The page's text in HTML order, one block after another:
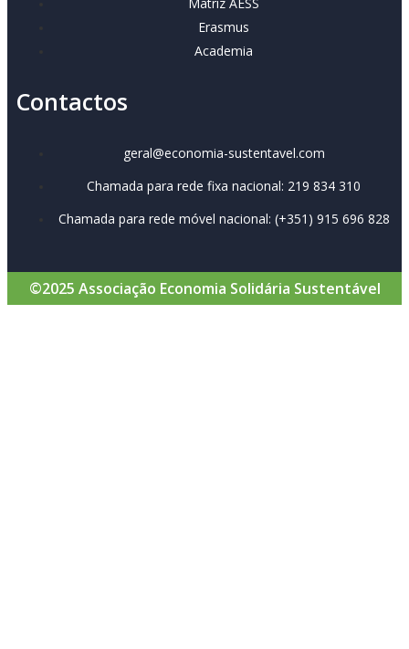
Erasmus
Academia
Contactos
geral@economia-sustentavel.com
Chamada para rede fixa nacional: 219 834 310
Chamada para rede móvel nacional: (+351) 915 696 828
©2025 Associação Economia Solidária Sustentável